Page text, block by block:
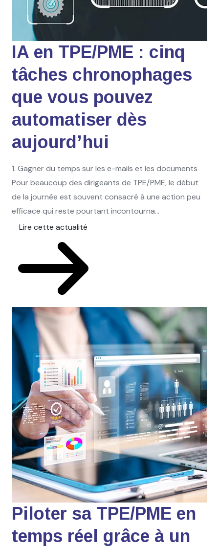
IA en TPE/PME : cinq
tâches chronophages
que vous pouvez
automatiser dès
aujourd’hui
1. Gagner du temps sur les e-mails et les documents
Pour beaucoup des dirigeants de TPE/PME, le début
de la journée est souvent consacré à une action peu
efficace qui reste pourtant incontourna...
Lire cette actualité
Piloter sa TPE/PME en
temps réel grâce à un